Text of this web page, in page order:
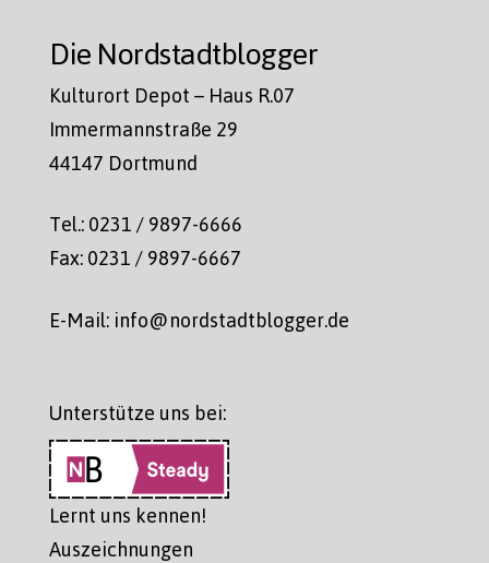
Die Nordstadtblogger
Kulturort Depot – Haus R.07
Immermannstraße 29
44147 Dortmund
Tel.: 0231 / 9897-6666
Fax: 0231 / 9897-6667
E-Mail: info@nordstadtblogger.de
Unterstütze uns bei:
Lernt uns kennen!
Auszeichnungen